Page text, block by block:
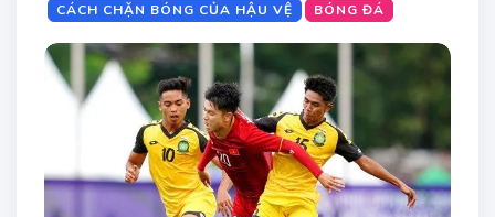
CÁCH CHẶN BÓNG CỦA HẬU VỆ BÓNG ĐÁ